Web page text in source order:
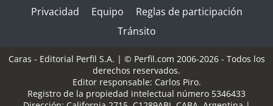
Privacidad
Equipo
Reglas de participación
Tránsito
Caras - Editorial Perfil S.A. | © Perfil.com 2006-2026 - Todos los
derechos reservados.
Editor responsable: Carlos Piro.
Registro de la propiedad intelectual número 5346433